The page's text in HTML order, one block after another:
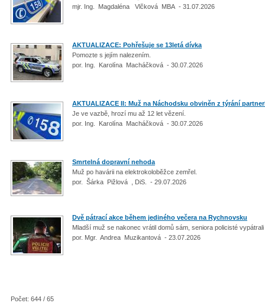
mjr. Ing. Magdaléna Vlčková MBA - 31.07.2026
AKTUALIZACE: Pohřešuje se 13letá dívka
Pomozte s jejím nalezením.
por. Ing. Karolína Macháčková - 30.07.2026
AKTUALIZACE II: Muž na Náchodsku obviněn z týrání
Je ve vazbě, hrozí mu až 12 let vězení.
por. Ing. Karolína Macháčková - 30.07.2026
Smrtelná dopravní nehoda
Muž po havárii na elektrokoloběžce zemřel.
por. Šárka Pižlová , DiS. - 29.07.2026
Dvě pátrací akce během jediného večera na Rychnovsku
Mladší muž se nakonec vrátil domů sám, seniora policisté
por. Mgr. Andrea Muzikantová - 23.07.2026
Počet: 644 / 65